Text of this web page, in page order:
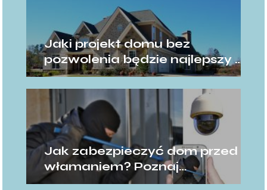
Jaki projekt domu bez
pozwolenia będzie najlepszy –
gotowy czy na zamówienie?
Jak zabezpieczyć dom przed
włamaniem? Poznaj
skuteczne sposoby